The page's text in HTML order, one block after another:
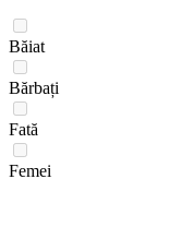
Băiat
Bărbați
Fată
Femei